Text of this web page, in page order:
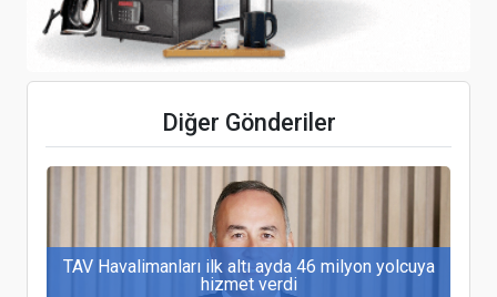
Diğer Gönderiler
Barut Hotels İki Önemli Ödüle Layık Görüldü
TAV Havalimanları ilk altı ayda 46 milyon yolcuya
hizmet verdi